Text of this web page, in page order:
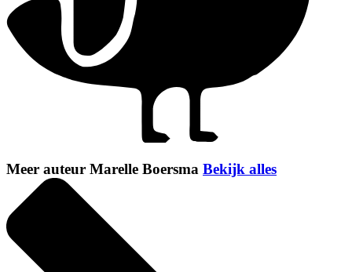
Meer auteur Marelle Boersma Bekijk alles